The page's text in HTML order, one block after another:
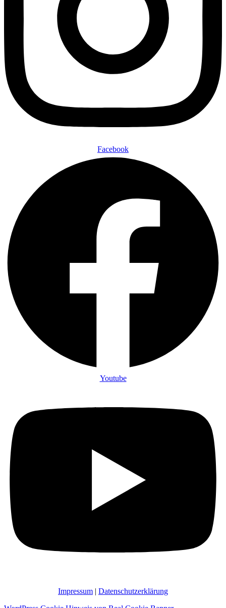
Facebook
Youtube
Impressum | Datenschutzerklärung